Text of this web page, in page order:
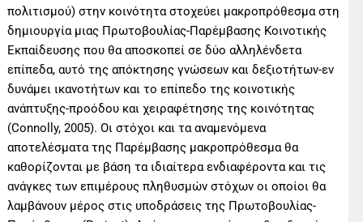
πολιτισμού) στην κοινότητα στοχεύει μακροπρόθεσμα στη
δημιουργία μιας Πρωτοβουλίας-Παρέμβασης Κοινοτικής
Εκπαίδευσης που θα αποσκοπεί σε δύο αλληλένδετα
επίπεδα, αυτό της απόκτησης γνώσεων και δεξιοτήτων-εν
δυνάμει ικανοτήτων και το επίπεδο της κοινοτικής
ανάπτυξης-προόδου και χειραφέτησης της κοινότητας
(Connolly, 2005). Οι στόχοι και τα αναμενόμενα
αποτελέσματα της Παρέμβασης μακροπρόθεσμα θα
καθορίζονται με βάση τα ιδιαίτερα ενδιαφέροντα και τις
ανάγκες των επιμέρους πληθυσμών στόχων οι οποίοι θα
λαμβάνουν μέρος στις υποδράσεις της Πρωτοβουλίας-